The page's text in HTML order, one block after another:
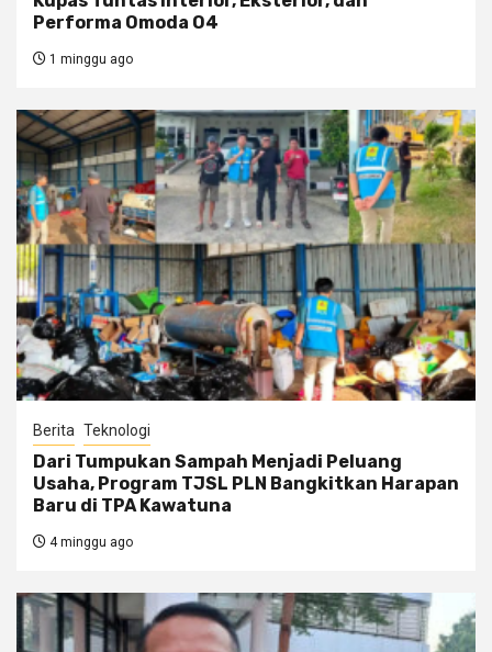
Performa Omoda O4
1 minggu ago
Berita Teknologi
Dari Tumpukan Sampah Menjadi Peluang
Usaha, Program TJSL PLN Bangkitkan Harapan
Baru di TPA Kawatuna
4 minggu ago